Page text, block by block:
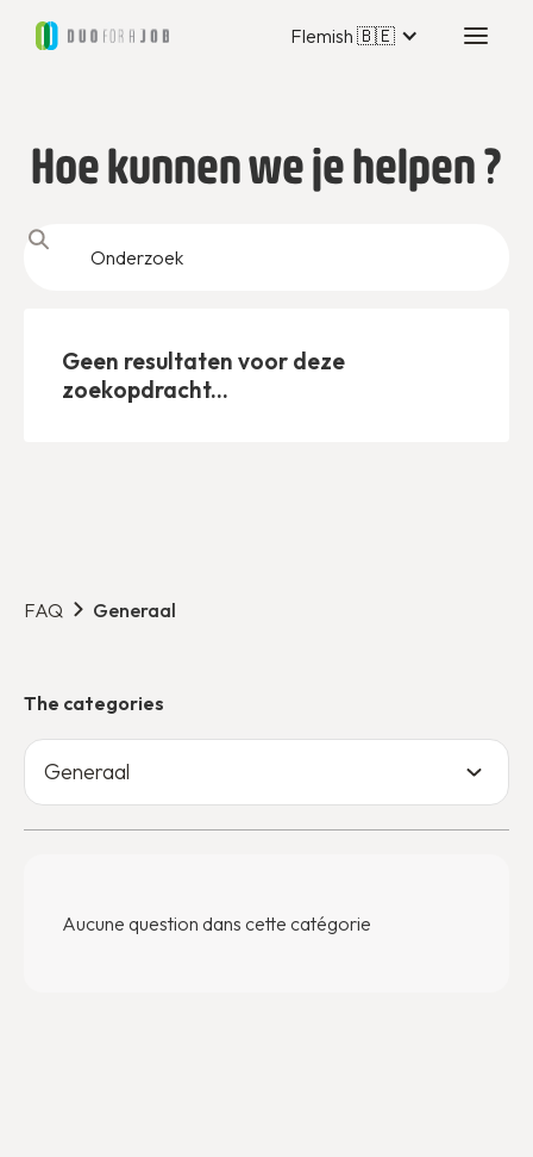
Flemish 🇧🇪
Hoe kunnen we je helpen ?
Geen resultaten voor deze
zoekopdracht...
FAQ Generaal
The categories
Generaal
Aucune question dans cette catégorie